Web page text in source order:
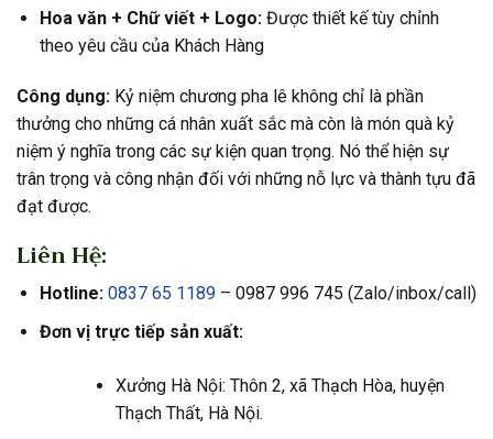
Hoa văn + Chữ viết + Logo:Được thiết kế tùy chỉnh
theo yêu cầu của Khách Hàng
Công dụng: Kỷ niệm chương pha lê không chỉ là phần
thưởng cho những cá nhân xuất sắc mà còn là món quà kỷ
niệm ý nghĩa trong các sự kiện quan trọng. Nó thể hiện sự
trân trọng và công nhận đối với những nỗ lực và thành tựu đã
đạt được.
Liên Hệ:
Hotline: 0837 65 1189– 0987 996 745 (Zalo/inbox/call)
Đơn vị trực tiếp sản xuất:
Xưởng Hà Nội: Thôn 2, xã Thạch Hòa, huyện
Thạch Thất, Hà Nội.